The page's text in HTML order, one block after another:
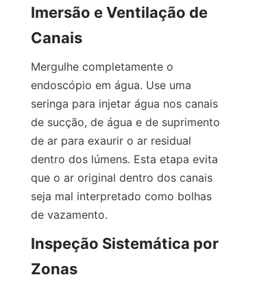
Imersão e Ventilação de
Canais
Mergulhe completamente o
endoscópio em água. Use uma
seringa para injetar água nos canais
de sucção, de água e de suprimento
de ar para exaurir o ar residual
dentro dos lúmens. Esta etapa evita
que o ar original dentro dos canais
seja mal interpretado como bolhas
de vazamento.
Inspeção Sistemática por
Zonas